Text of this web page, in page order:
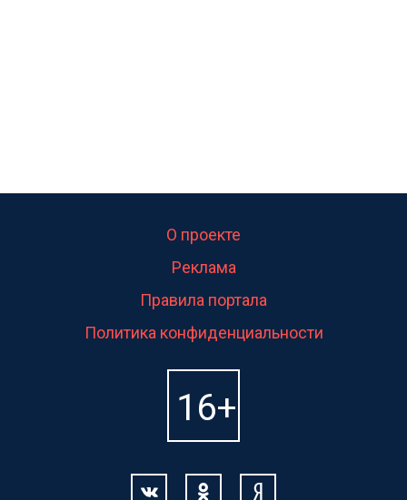
О проекте
Реклама
Правила портала
Политика конфиденциальности